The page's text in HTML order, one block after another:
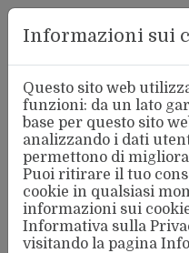
Aderente
Informazioni sui
Questo sito web
funzioni: da un lato
base per questo sito
analizzando i dati
permettono di
Puoi ritirare il tuo
cookie in qualsiasi
informazioni sui
Informativa sulla
visitando la pagina